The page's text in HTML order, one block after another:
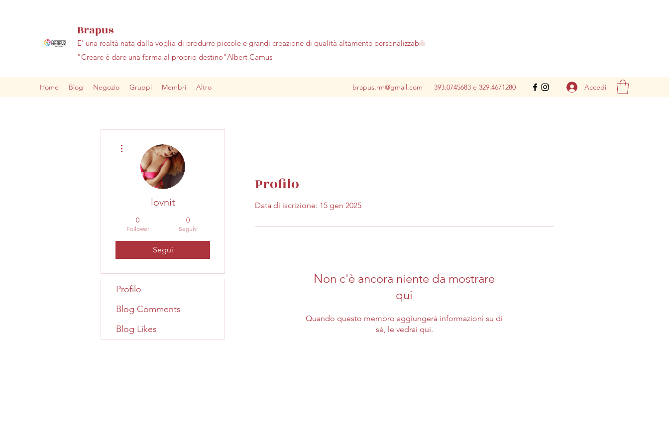
Brapus
E' una realtà nata dalla voglia di produrre piccole e grandi creazione di qualità altamente personalizzabili
"Creare è dare una forma al proprio destino"Albert Camus
Home Blog Negozio Gruppi Membri Altro brapus.rm@gmail.com 393.0745683 e 329.4671280 Accedi
Profilo
Data di iscrizione: 15 gen 2025
Non c'è ancora niente da mostrare
qui
Quando questo membro aggiungerà informazioni su di
sé, le vedrai qui.
lovnit
0
Follower
0
Seguiti
Segui
Profilo
Blog Comments
Blog Likes